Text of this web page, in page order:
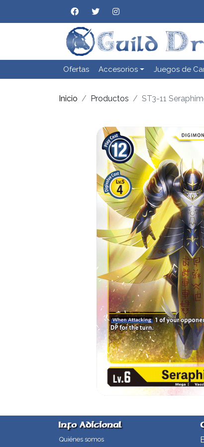
Ofertas Accesorios Juegos de
Inicio Productos ST3-11
Info Adicional
Quiénes somos